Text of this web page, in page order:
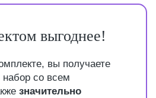
выгоднее!
вы получаете
набор со всем
значительно